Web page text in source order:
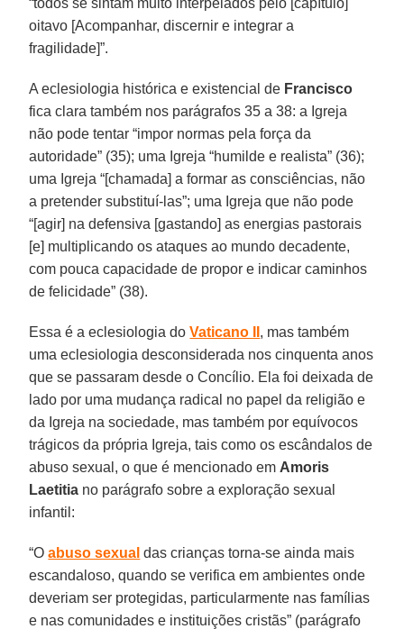
oitavo [Acompanhar, discernir e integrar a
fragilidade]”.
A eclesiologia histórica e existencial de Francisco
fica clara também nos parágrafos 35 a 38: a Igreja
não pode tentar “impor normas pela força da
autoridade” (35); uma Igreja “humilde e realista” (36);
uma Igreja “[chamada] a formar as consciências, não
a pretender substituí-las”; uma Igreja que não pode
“[agir] na defensiva [gastando] as energias pastorais
[e] multiplicando os ataques ao mundo decadente,
com pouca capacidade de propor e indicar caminhos
de felicidade” (38).
Essa é a eclesiologia doVaticano II , mas também
uma eclesiologia desconsiderada nos cinquenta anos
que se passaram desde o Concílio. Ela foi deixada de
lado por uma mudança radical no papel da religião e
da Igreja na sociedade, mas também por equívocos
trágicos da própria Igreja, tais como os escândalos de
abuso sexual, o que é mencionado em Amoris
Laetitia no parágrafo sobre a exploração sexual
infantil:
“Oabuso sexual das crianças torna-se ainda mais
escandaloso, quando se verifica em ambientes onde
deveriam ser protegidas, particularmente nas famílias
e nas comunidades e instituições cristãs” (parágrafo